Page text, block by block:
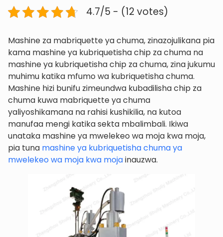
4.7/5 - (12 votes)
Mashine za mabriquette ya chuma, zinazojulikana pia
kama mashine ya kubriquetisha chip za chuma na
mashine ya kubriquetisha chip za chuma, zina jukumu
muhimu katika mfumo wa kubriquetisha chuma.
Mashine hizi bunifu zimeundwa kubadilisha chip za
chuma kuwa mabriquette ya chuma
yaliyoshikamana na rahisi kushikilia, na kutoa
manufaa mengi katika sekta mbalimbali. Ikiwa
unataka mashine ya mwelekeo wa moja kwa moja,
pia tuna mashine ya kubriquetisha chuma ya
mwelekeo wa moja kwa mojainauzwa.